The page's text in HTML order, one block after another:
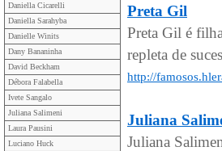
Daniella Cicarelli
Daniella Sarahyba
Danielle Winits
Dany Bananinha
David Beckham
Débora Falabella
Ivete Sangalo
Juliana Salimeni
Laura Pausini
Luciano Huck
Preta Gil
Preta Gil é
repleta de
http://
Juliana
Juliana